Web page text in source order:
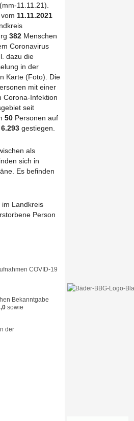
11.11.21).
11.11.2021
382 Menschen
Coronavirus
dazu die
in der
Karte (Foto). Die
mit einer
Corona-Infektion
seit
50 Personen auf
6.293 gestiegen.
als
sich in
Es befinden
im Landkreis
Person
COVID-19
Bekanntgabe
sowie
der